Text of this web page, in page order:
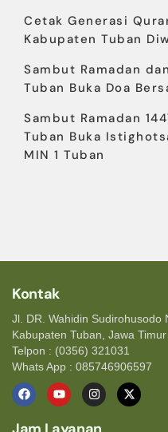
Cetak Generasi
Kabupaten Tuban
Sambut Ramadan
Tuban Buka Doa
Sambut Ramadan
Tuban Buka
MIN 1 Tuban
Kontak
Jl. DR. Wahidin Sudirohusodo
Kabupaten Tuban, Jawa
Telpon : (0356) 321031
Whats App : 085746906597